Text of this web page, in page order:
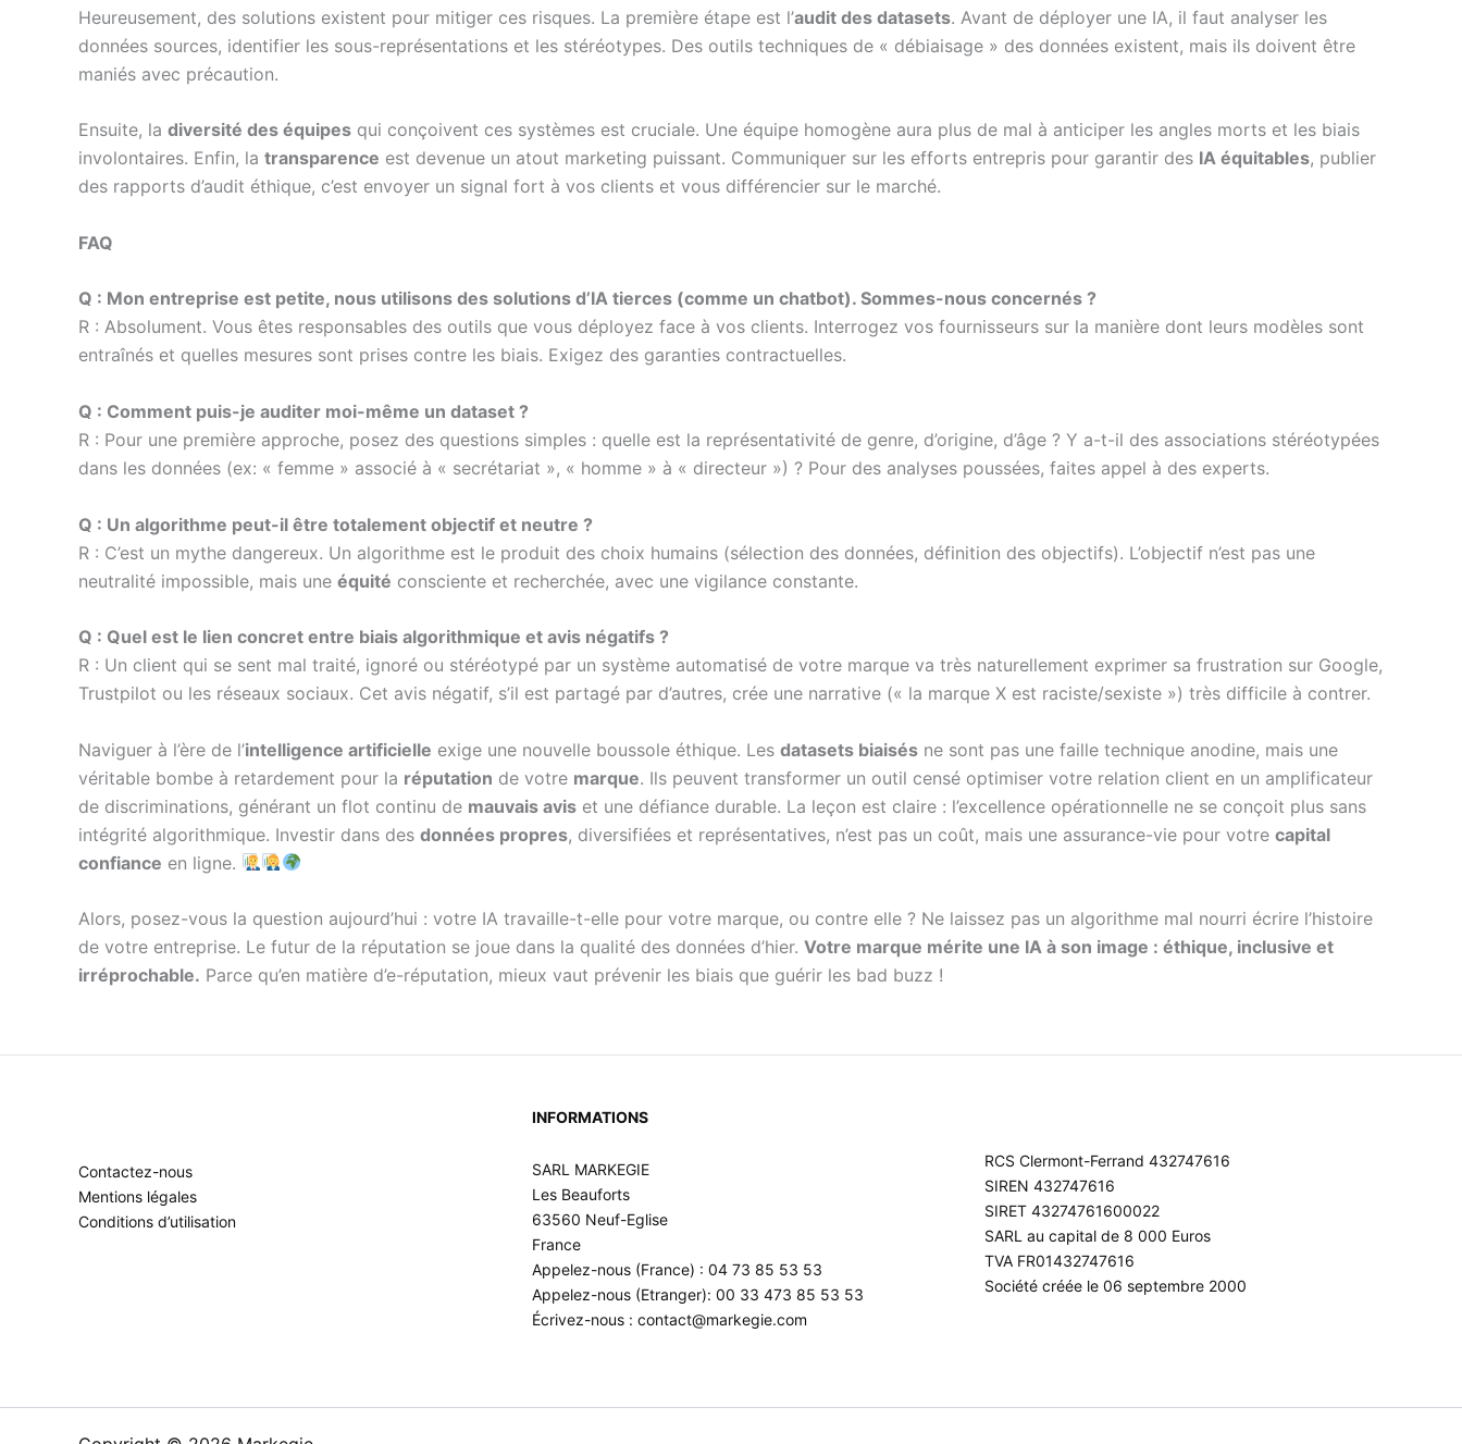
Heureusement, des solutions existent pour mitiger ces risques. La première étape est l’audit des datasets. Avant de déployer une IA, il faut analyser les
données sources, identifier les sous-représentations et les stéréotypes. Des outils techniques de « débiaisage » des données existent, mais ils doivent être
maniés avec précaution.
Ensuite, la diversité des équipes qui conçoivent ces systèmes est cruciale. Une équipe homogène aura plus de mal à anticiper les angles morts et les biais
involontaires. Enfin, la transparence est devenue un atout marketing puissant. Communiquer sur les efforts entrepris pour garantir des IA équitables, publier
des rapports d’audit éthique, c’est envoyer un signal fort à vos clients et vous différencier sur le marché.
FAQ
Q : Mon entreprise est petite, nous utilisons des solutions d’IA tierces (comme un chatbot). Sommes-nous concernés ?
R : Absolument. Vous êtes responsables des outils que vous déployez face à vos clients. Interrogez vos fournisseurs sur la manière dont leurs modèles sont
entraînés et quelles mesures sont prises contre les biais. Exigez des garanties contractuelles.
Q : Comment puis-je auditer moi-même un dataset ?
R : Pour une première approche, posez des questions simples : quelle est la représentativité de genre, d’origine, d’âge ? Y a-t-il des associations stéréotypées
dans les données (ex: « femme » associé à « secrétariat », « homme » à « directeur ») ? Pour des analyses poussées, faites appel à des experts.
Q : Un algorithme peut-il être totalement objectif et neutre ?
R : C’est un mythe dangereux. Un algorithme est le produit des choix humains (sélection des données, définition des objectifs). L’objectif n’est pas une
neutralité impossible, mais une équité consciente et recherchée, avec une vigilance constante.
Q : Quel est le lien concret entre biais algorithmique et avis négatifs ?
R : Un client qui se sent mal traité, ignoré ou stéréotypé par un système automatisé de votre marque va très naturellement exprimer sa frustration sur Google,
Trustpilot ou les réseaux sociaux. Cet avis négatif, s’il est partagé par d’autres, crée une narrative (« la marque X est raciste/sexiste ») très difficile à contrer.
Naviguer à l’ère de l’intelligence artificielle exige une nouvelle boussole éthique. Les datasets biaisés ne sont pas une faille technique anodine, mais une
véritable bombe à retardement pour la réputation de votre marque. Ils peuvent transformer un outil censé optimiser votre relation client en un amplificateur
de discriminations, générant un flot continu de mauvais avis et une défiance durable. La leçon est claire : l’excellence opérationnelle ne se conçoit plus sans
intégrité algorithmique. Investir dans des données propres, diversifiées et représentatives, n’est pas un coût, mais une assurance-vie pour votre capital
confiance en ligne.
Alors, posez-vous la question aujourd’hui : votre IA travaille-t-elle pour votre marque, ou contre elle ? Ne laissez pas un algorithme mal nourri écrire l’histoire
de votre entreprise. Le futur de la réputation se joue dans la qualité des données d’hier. Votre marque mérite une IA à son image : éthique, inclusive et
irréprochable. Parce qu’en matière d’e-réputation, mieux vaut prévenir les biais que guérir les bad buzz !
Contactez-nous
Mentions légales
Conditions d’utilisation
INFORMATIONS
SARL MARKEGIE
Les Beauforts
63560 Neuf-Eglise
France
Appelez-nous (France) : 04 73 85 53 53
Appelez-nous (Etranger): 00 33 473 85 53 53
Écrivez-nous : contact@markegie.com
RCS Clermont-Ferrand 432747616
SIREN 432747616
SIRET 43274761600022
SARL au capital de 8 000 Euros
TVA FR01432747616
Société créée le 06 septembre 2000